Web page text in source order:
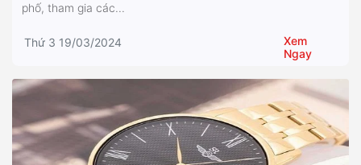
phố, tham gia các...
Thứ 3 19/03/2024
Xem
Ngay